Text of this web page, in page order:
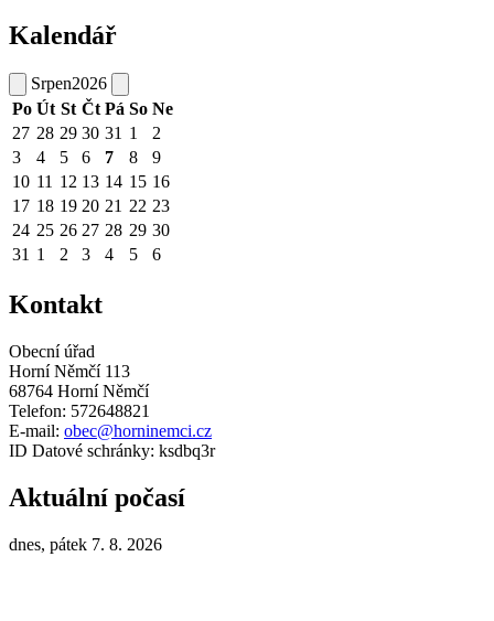
Kalendář
Srpen2026
Po Út St Čt Pá So Ne
27 28 29 30 31 1
2
3
4 5 6 7 8
9
10 11 12 13 14 15 16
17 18 19 20 21 22 23
24 25 26 27 28 29 30
31 1 2 3 4 5 6
Kontakt
Obecní úřad
Horní Němčí 113
68764 Horní Němčí
Telefon: 572648821
E-mail: obec@horninemci.cz
ID Datové schránky: ksdbq3r
Aktuální počasí
dnes, pátek 7. 8. 2026